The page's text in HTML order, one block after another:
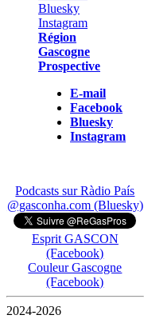
Région
Gascogne
Prospective
E-mail
Facebook
Bluesky
Instagram
Podcasts sur Ràdio País
@gasconha.com (Bluesky)
Esprit GASCON
(Facebook)
Couleur Gascogne
(Facebook)
2024-2026